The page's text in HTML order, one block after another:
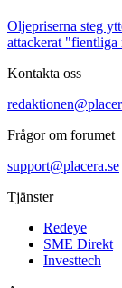
Oljepriserna steg
attackerat
Kontakta oss
Frågor om forumet
support@placera.se
Tjänster
Redeye
SME Direkt
Investtech